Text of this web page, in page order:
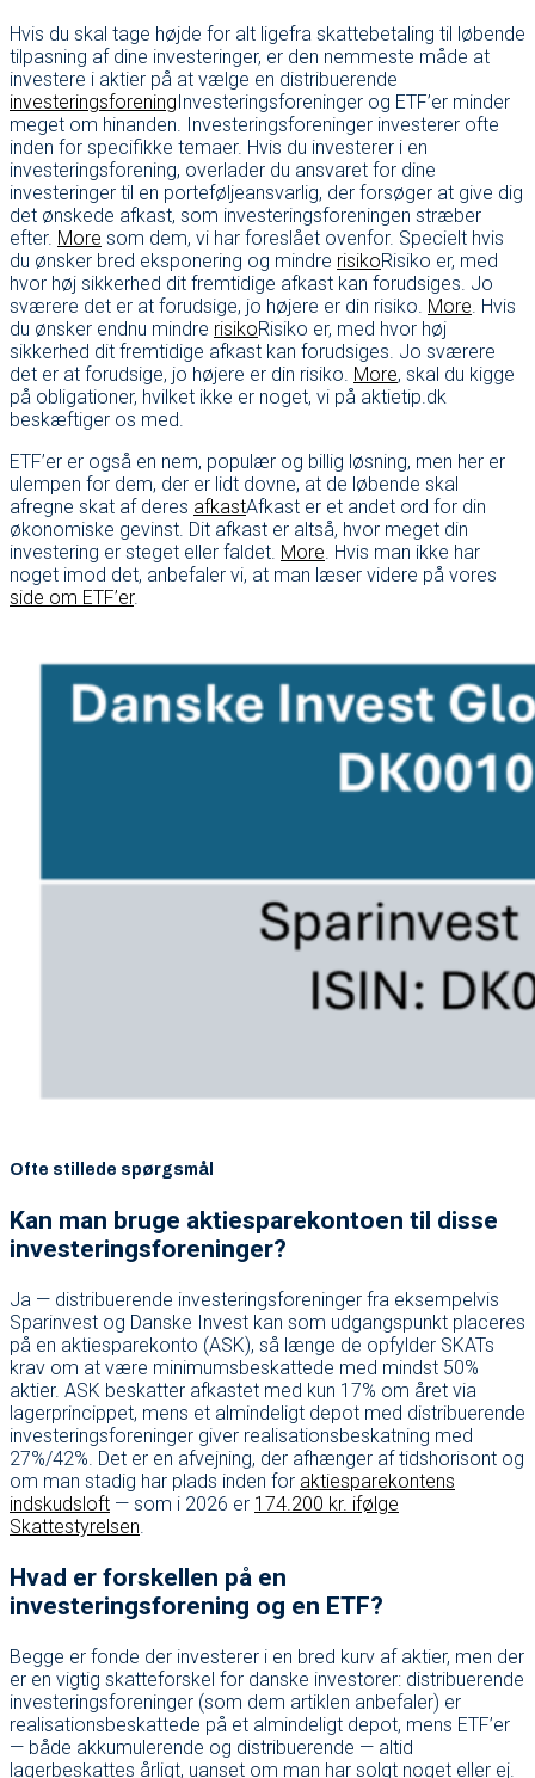
Hvis du skal tage højde for alt ligefra skattebetaling til løbende
tilpasning af dine investeringer, er den nemmeste måde at
investere i aktier på at vælge en distribuerende
investeringsforening Investeringsforeninger og ETF’er minder
meget om hinanden. Investeringsforeninger investerer ofte
inden for specifikke temaer. Hvis du investerer i en
investeringsforening, overlader du ansvaret for dine
investeringer til en porteføljeansvarlig, der forsøger at give dig
det ønskede afkast, som investeringsforeningen stræber
efter. More som dem, vi har foreslået ovenfor. Specielt hvis
du ønsker bred eksponering og mindre risikoRisiko er, med
hvor høj sikkerhed dit fremtidige afkast kan forudsiges. Jo
sværere det er at forudsige, jo højere er din risiko. More. Hvis
du ønsker endnu mindre risikoRisiko er, med hvor høj
sikkerhed dit fremtidige afkast kan forudsiges. Jo sværere
det er at forudsige, jo højere er din risiko. More, skal du kigge
på obligationer, hvilket ikke er noget, vi på aktietip.dk
beskæftiger os med.
ETF’er er også en nem, populær og billig løsning, men her er
ulempen for dem, der er lidt dovne, at de løbende skal
afregne skat af deres afkastAfkast er et andet ord for din
økonomiske gevinst. Dit afkast er altså, hvor meget din
investering er steget eller faldet. More. Hvis man ikke har
noget imod det, anbefaler vi, at man læser videre på vores
side om ETF’er.
Ofte stillede spørgsmål
Kan man bruge aktiesparekontoen til disse
investeringsforeninger?
Ja — distribuerende investeringsforeninger fra eksempelvis
Sparinvest og Danske Invest kan som udgangspunkt placeres
på en aktiesparekonto (ASK), så længe de opfylder SKATs
krav om at være minimumsbeskattede med mindst 50%
aktier. ASK beskatter afkastet med kun 17% om året via
lagerprincippet, mens et almindeligt depot med distribuerende
investeringsforeninger giver realisationsbeskatning med
27%/42%. Det er en afvejning, der afhænger af tidshorisont og
om man stadig har plads inden for aktiesparekontens
indskudsloft — som i 2026 er 174.200 kr. ifølge
Skattestyrelsen.
Hvad er forskellen på en
investeringsforening og en ETF?
Begge er fonde der investerer i en bred kurv af aktier, men der
er en vigtig skatteforskel for danske investorer: distribuerende
investeringsforeninger (som dem artiklen anbefaler) er
realisationsbeskattede på et almindeligt depot, mens ETF’er
— både akkumulerende og distribuerende — altid
lagerbeskattes årligt, uanset om man har solgt noget eller ej.